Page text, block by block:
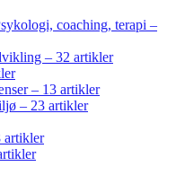
coaching, terapi –
– 32 artikler
– 13 artikler
– 23 artikler
artikler